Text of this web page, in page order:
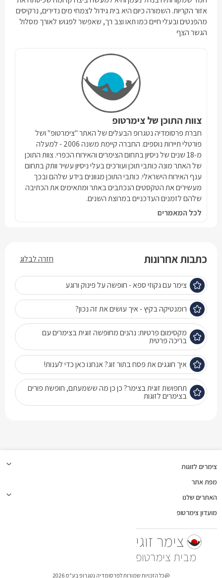
אזור הקריות. השמורה כיום היא בית גידול לצמחי מים נדירים, נרקיסים
מהפנטים ובעלי חיים כמו תאו וצב רך, שאפשר לפגוש לאורך מסלול
הגשר הצף
צוות התוכן של צימרטופ
חברת פרסומדיה נטגרופ הבעלים של האתר "צימרטופ" ושל
פורטלי תיירות נוספים. החברה קיימת משנה 2006 - למעלה
מ-18 שנים של ניסיון בתחום הצימרים והאירוח הכפרי. צוות התוכן
של האתר מונה כותבי תוכן ועורכים בעלי ניסיון עשיר וותק בתחום
ענף האירוח הישראלי. כותבי התוכן מגוונים בידע שלהם ובכך
מעשירים את הטקסטים הנכתבים באתר ומתאימים את הכתיבה
שלהם לזמנים העדכניים במרוצת השנים.
לכל המאמרים
כתבות אחרונות
צימר עם גקוזי ספא - חופשה על פינוק ורוגע
רומנטיקה בקיץ - איך עושים את זה נכון?
מקסימום פרטיות: נהנים מחופשה זוגית בצימרים עם
בריכה פרטית
איך חוגגים את פסח בתור זוג? אנחנו כאן כדי לענות!
תחפושת זוגית בצימר? כן כן מה ששמעתם, חופשת פורים
בצימרים לזוגות
חזרה לבלוג
צימר זוגי
צימרטופ
צימרים לזוגות
מפת אתר
האתרים שלנו
מועדון צימרטופ
@כל הזכויות שמורות לפרסומדיה נטגרופ בע"מ 2026